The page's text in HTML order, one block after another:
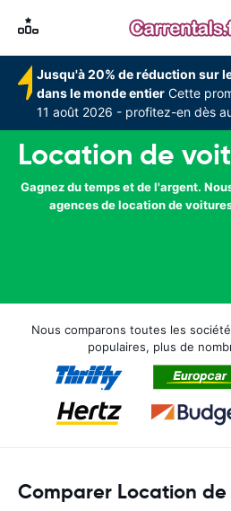
Jusqu'à 20% de réduction sur
dans le monde entier Cette
11 août 2026 - profitez-en dès
Location de
Gagnez du temps et de l'argent.
agences de location de
Nous comparons toutes les
populaires, plus de
Comparer Location